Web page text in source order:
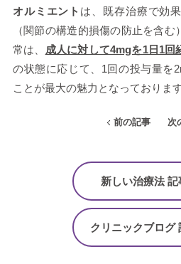
オルミエント は、既存治療で効
（関節の構造的損傷の防止を含
常は、 成人に対して4mgを1日1回
の状態に応じて、1回の投与量を
ことが最大の魅力となっております
前の記事 次
新しい治療法 記
クリニックブログ